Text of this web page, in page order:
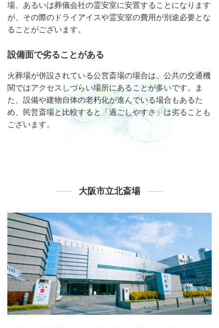
場、あるいは葬儀会社の霊安室に安置することになります
が、その際のドライアイスや霊安室の費用が別途必要とな
ることがございます。
設備面で劣ることがある
火葬場が併設されている公営斎場の場合は、公共の交通機
関ではアクセスしづらい場所にあることが多いです。ま
た、設備や建物自体の老朽化が進んでいる場合もあるた
め、民営斎場と比較すると「過ごしやすさ」は劣ることも
ございます。
大阪市立北斎場